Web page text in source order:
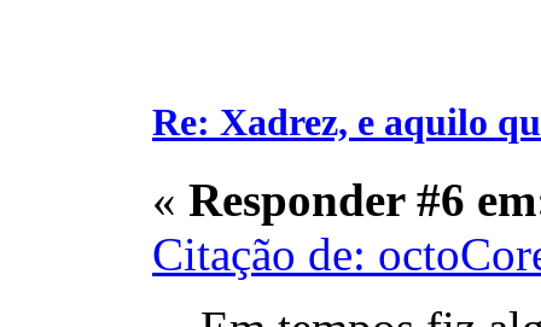
Re: Xadrez, e aquilo
« Responder #6
Citação de: